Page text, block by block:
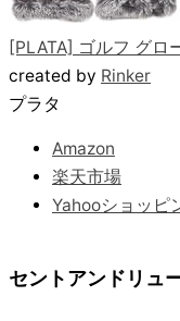
[PLATA] ゴルフ グロ
created by Rinker
プラタ
Amazon
楽天市場
Yahooショッピ
セントアンドリュ